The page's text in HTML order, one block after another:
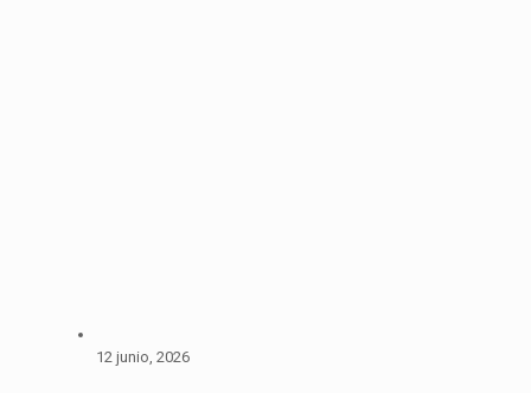
12 junio, 2026